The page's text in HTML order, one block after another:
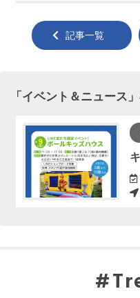
する
記事一覧
「イベント＆ニュース